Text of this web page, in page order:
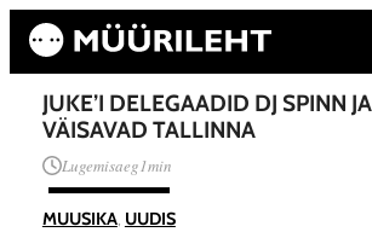
JUKE’I DELEGAADID DJ SPINN
VÄISAVAD TALLINNA
Lugemisaeg1min
MUUSIKA, UUDIS